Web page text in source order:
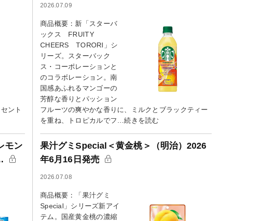
ント
2026.07.09
商品概要：新「スターバ
ックス FRUITY
CHEERS TORORI」シ
リーズ。スターバック
ス・コーポレーションと
のコラボレーション。南
国感あふれるマンゴーの
芳醇な香りとパッション
フルーツの爽やかな香りに、ミルクとブラックティー
を重ね、トロピカルでフ…続きを読む
モン
果汁グミSpecial＜黄金桃＞（明治）2026
年6月16日発売
2026.07.08
商品概要：「果汁グミ
Special」シリーズ新アイ
テム。国産黄金桃の濃縮